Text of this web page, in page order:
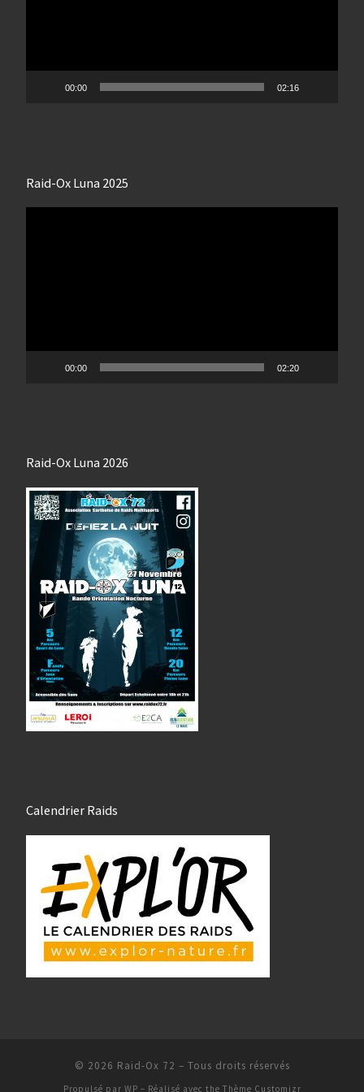
00:00 02:16
Raid-Ox Luna 2025
00:00 02:20
Raid-Ox Luna 2026
Calendrier Raids
© 2026 Raid-Ox 72 – Tous droits réservés
Propulsé par WP – Réalisé avec the Thème Customizr